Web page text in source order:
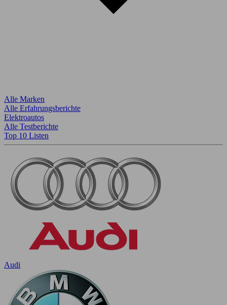
Alle Marken
Alle Erfahrungsberichte
Elektroautos
Alle Testberichte
Top 10 Listen
Audi